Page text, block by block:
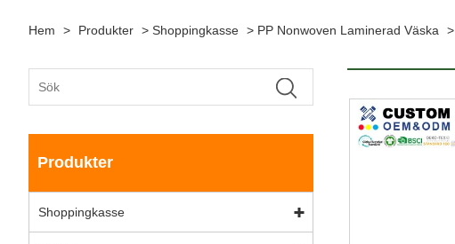
Hem > Produkter > Shoppingkasse > PP Nonwoven Laminerad Väska >
Produkter
Shoppingkasse